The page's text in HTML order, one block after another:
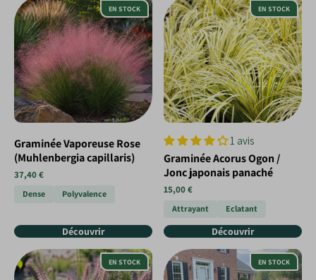
EN STOCK
Graminée Vaporeuse Rose
(Muhlenbergia capillaris)
37,40 €
Dense Polyvalence
Découvrir
EN STOCK
1 avis
Graminée Acorus Ogon /
Jonc japonais panaché
15,00 €
Attrayant Eclatant
Découvrir
EN STOCK EN STOCK